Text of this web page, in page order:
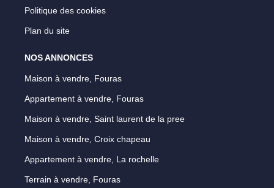
Politique des cookies
Plan du site
NOS ANNONCES
Maison à vendre, Fouras
Appartement à vendre, Fouras
Maison à vendre, Saint laurent de la pree
Maison à vendre, Croix chapeau
Appartement à vendre, La rochelle
Terrain à vendre, Fouras